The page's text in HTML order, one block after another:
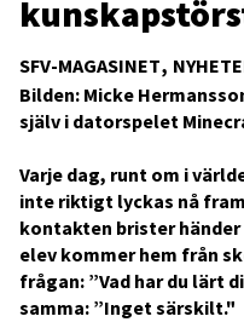
SFV-MAGASINET
Bilden: Micke
själv i datorspelet
Varje dag, runt om i
inte riktigt lyckas nå
kontakten brister
elev kommer hem från
frågan: ”Vad har du lärt
samma: ”Inget särskilt."